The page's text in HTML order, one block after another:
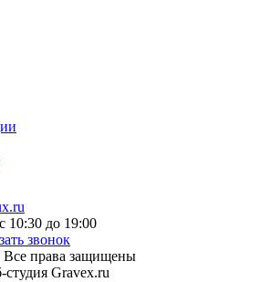
10:30 до 19:00
звонок
Все права защищены
студия Gravex.ru